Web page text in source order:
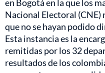
en Bogotá en la que los
Nacional Electoral (CNE)
que no se hayan podido
Esta instancia es la
remitidas por los 32
resultados de los